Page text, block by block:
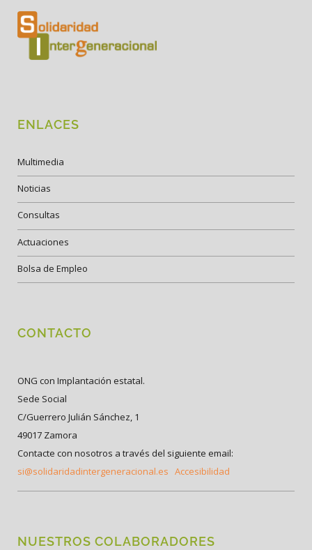
ENLACES
Multimedia
Noticias
Consultas
Actuaciones
Bolsa de Empleo
CONTACTO
ONG con Implantación estatal.
Sede Social
C/Guerrero Julián Sánchez, 1
49017 Zamora
Contacte con nosotros a través del siguiente email:
si@solidaridadintergeneracional.es Accesibilidad
NUESTROS COLABORADORES